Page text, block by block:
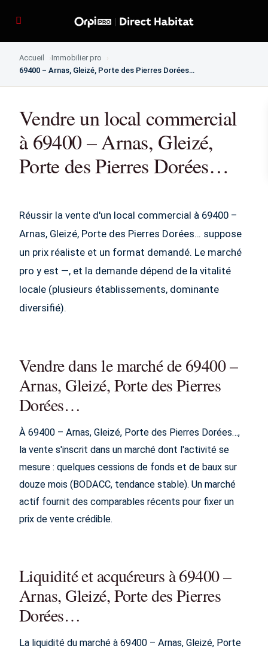
Accueil
Immobilier pro
69400 – Arnas, Gleizé, Porte des Pierres Dorées…
Vendre un local commercial
à 69400 – Arnas, Gleizé,
Porte des Pierres Dorées…
Réussir la vente d'un local commercial à 69400 –
Arnas, Gleizé, Porte des Pierres Dorées… suppose
un prix réaliste et un format demandé. Le marché
pro y est —, et la demande dépend de la vitalité
locale (plusieurs établissements, dominante
diversifié).
Vendre dans le marché de 69400 –
Arnas, Gleizé, Porte des Pierres
Dorées…
À 69400 – Arnas, Gleizé, Porte des Pierres Dorées…,
la vente s'inscrit dans un marché dont l'activité se
mesure : quelques cessions de fonds et de baux sur
douze mois (BODACC, tendance stable). Un marché
actif fournit des comparables récents pour fixer un
prix de vente crédible.
Liquidité et acquéreurs à 69400 –
Arnas, Gleizé, Porte des Pierres
Dorées…
La liquidité du marché à 69400 – Arnas, Gleizé, Porte